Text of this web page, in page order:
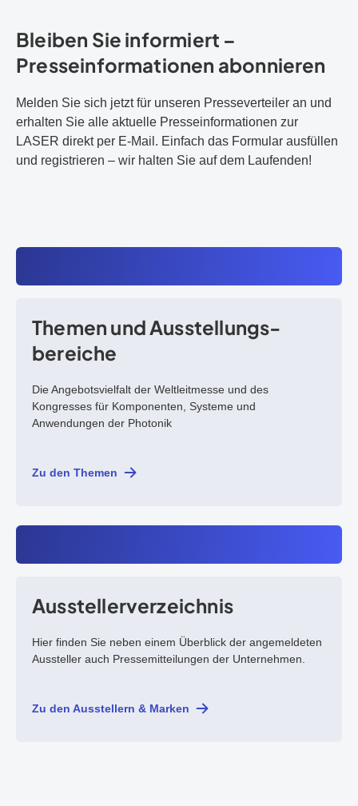
Bleiben Sie informiert –
Presseinformationen abonnieren
Melden Sie sich jetzt für unseren Presseverteiler an und
erhalten Sie alle aktuelle Presseinformationen zur
LASER direkt per E-Mail. Einfach das Formular ausfüllen
und registrieren – wir halten Sie auf dem Laufenden!
Themen und Ausstellungs­
bereiche
Die Angebotsvielfalt der Weltleitmesse und des
Kongresses für Komponenten, Systeme und
Anwendungen der Photonik
Zu den Themen
Aussteller­verzeichnis
Hier finden Sie neben einem Überblick der angemeldeten
Aussteller auch Pressemitteilungen der Unternehmen.
Zu den Ausstellern & Marken